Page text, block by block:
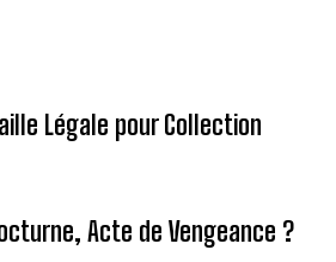
Légale pour Collection
Acte de Vengeance ?